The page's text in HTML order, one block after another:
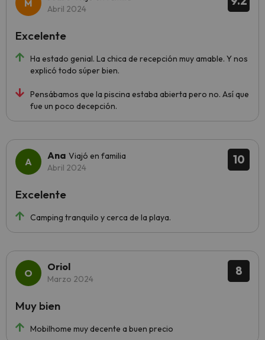
Abril 2024
Ha estado genial. La chica de recepción muy amable. Y nos
explicó todo súper bien.
Pensábamos que la piscina estaba abierta pero no. Así que
fue un poco decepción.
Excelente
10
Ana Viajó en familia
Abril 2024
Camping tranquilo y cerca de la playa.
Excelente
8
Oriol
Marzo 2024
Mobilhome muy decente a buen precio
Muy bien